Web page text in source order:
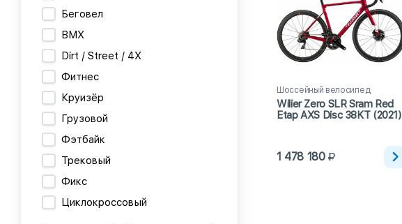
Шоссейный велосипед
Wilier Zero SLR Sram Red
Etap AXS Disc 38KT (2021)
1 478 180
Беговел
BMX
Dirt / Street / 4X
Фитнес
Круизёр
Грузовой
Фэтбайк
Трековый
Фикс
Циклокроссовый